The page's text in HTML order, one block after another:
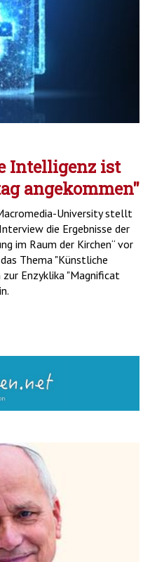
Intelligenz ist
angekommen"
University stellt
die Ergebnisse der
im Raum der Kirchen“ vor
Thema "Künstliche
Enzyklika "Magnificat